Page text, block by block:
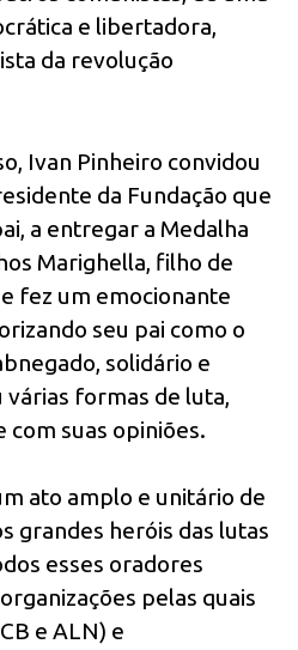
e libertadora,
da revolução
Ivan Pinheiro convidou
da Fundação que
a entregar a Medalha
Marighella, filho de
fez um emocionante
seu pai como o
solidário e
várias formas de luta,
suas opiniões.
ato amplo e unitário de
grandes heróis das lutas
esses oradores
pelas quais
e ALN) e